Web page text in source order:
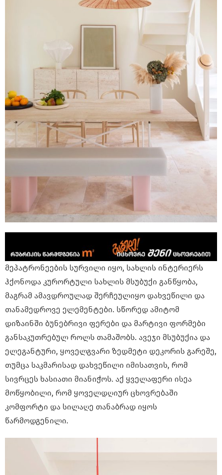
მეპატრონეების სურვილი იყო, სახლის ინტერიერს
ჰქონოდა კურორტული სახლის მსუბუქი განწყობა,
მაგრამ ამავდროულად შერჩეულიყო დახვეწილი და
თანამედროვე ელემენტები. სწორედ ამიტომ
დიზაინში ბუნებრივი ფერები და მარტივი ფორმები
განსაკუთრებულ როლს თამაშობს. ავეჯი მსუბუქია და
ელეგანტური, ყოველგვარი ზედმეტი დეკორის გარეშე,
თუმცა საკმარისად დახვეწილი იმისათვის, რომ
სივრცეს ხასიათი მიანიჭოს. აქ ყველაფერი ისეა
მოწყობილი, რომ ყოველდღიურ ცხოვრებაში
კომფორტი და სილაღე თანაბრად იყოს
წარმოდგენილი.